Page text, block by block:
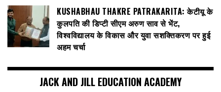
KUSHABHAU THAKRE PATRAKARITA: केटीयू के
कुलपति की डिप्टी सीएम अरुण साव से भेंट,
विश्वविद्यालय के विकास और युवा सशक्तिकरण पर हुई
अहम चर्चा
JACK AND JILL EDUCATION ACADEMY